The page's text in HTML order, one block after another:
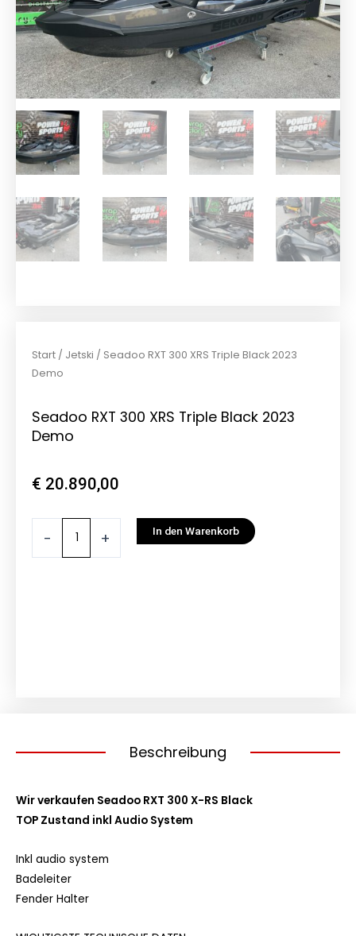
Start / Jetski / Seadoo RXT 300 XRS Triple Black 2023
Demo
Seadoo RXT 300 XRS Triple Black 2023
Demo
€ 20.890,00
- + In den Warenkorb
Beschreibung
Wir verkaufen Seadoo RXT 300 X-RS Black
TOP Zustand inkl Audio System
Inkl audio system
Badeleiter
Fender Halter